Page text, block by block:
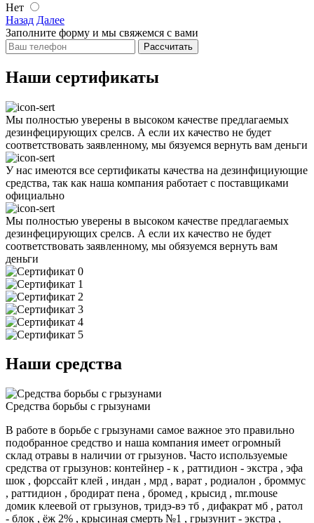
Нет
Назад Далее
Заполните форму и мы свяжемся с вами
Рассчитать
Наши сертификаты
Мы полностью уверены в высоком качестве предлагаемых
дезинфецирующих срелсв. А если их качество не будет
соответствовать заявленному, мы бязуемся вернуть вам деньги
У нас имеются все сертификаты качества на дезинфициующие
средства, так как наша компания работает с поставщиками
официально
Мы полностью уверены в высоком качестве предлагаемых
дезинфецирующих срелсв. А если их качество не будет
соответствовать заявленному, мы обязуемся вернуть вам
деньги
Наши средства
Средства борьбы с грызунами
В работе в борьбе с грызунами самое важное это правильно
подобранное средство и наша компания имеет огромный
склад отравы в наличии от грызунов. Часто используемые
средства от грызунов: контейнер - к , раттидион - экстра , эфа
шок , форссайт клей , индан , мрд , варат , родиалон , броммус
, раттидион , бродират пена , бромед , крысид , mr.mouse
домик клеевой от грызунов, тридэ-вэ тб , дифакрат мб , ратол
- блок , ёж 2% , крысиная смерть №1 , грызунит - экстра ,